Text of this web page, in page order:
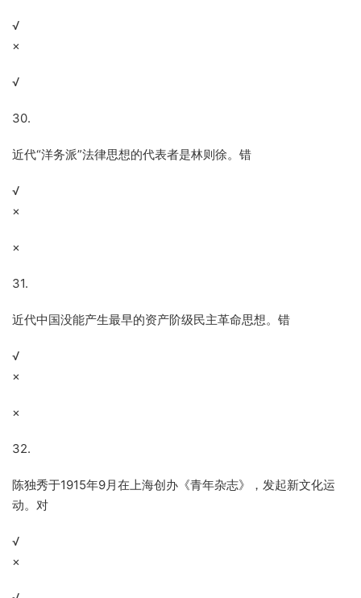
√
×
√
30.
近代“洋务派”法律思想的代表者是林则徐。错
√
×
×
31.
近代中国没能产生最早的资产阶级民主革命思想。错
√
×
×
32.
陈独秀于1915年9月在上海创办《青年杂志》，发起新文化运
动。对
√
×